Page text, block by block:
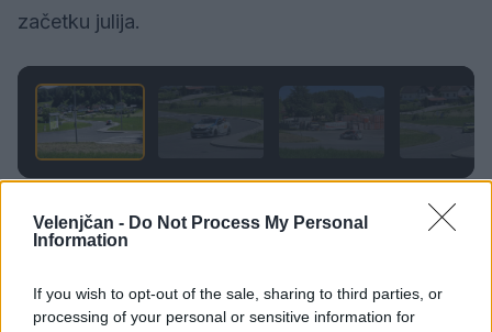
Velenjčan - Do Not Process My Personal
Information
If you wish to opt-out of the sale, sharing to third parties, or
processing of your personal or sensitive information for
začetku julija.